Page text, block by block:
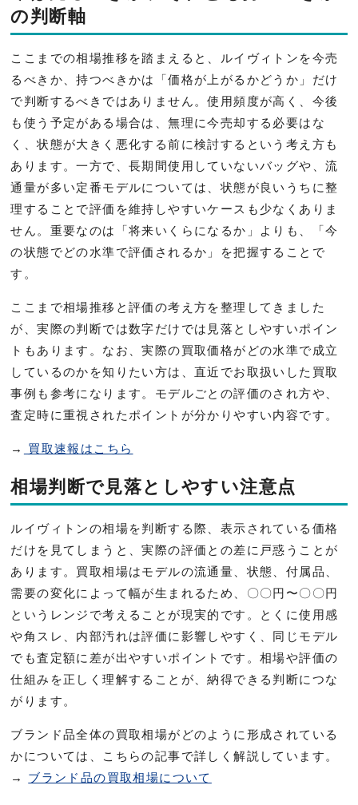
の判断軸
ここまでの相場推移を踏まえると、ルイヴィトンを今売
るべきか、持つべきかは「価格が上がるかどうか」だけ
で判断するべきではありません。使用頻度が高く、今後
も使う予定がある場合は、無理に今売却する必要はな
く、状態が大きく悪化する前に検討するという考え方も
あります。一方で、長期間使用していないバッグや、流
通量が多い定番モデルについては、状態が良いうちに整
理することで評価を維持しやすいケースも少なくありま
せん。重要なのは「将来いくらになるか」よりも、「今
の状態でどの水準で評価されるか」を把握することで
す。
ここまで相場推移と評価の考え方を整理してきました
が、実際の判断では数字だけでは見落としやすいポイン
トもあります。なお、実際の買取価格がどの水準で成立
しているのかを知りたい方は、直近でお取扱いした買取
事例も参考になります。モデルごとの評価のされ方や、
査定時に重視されたポイントが分かりやすい内容です。
→ 買取速報はこちら
相場判断で見落としやすい注意点
ルイヴィトンの相場を判断する際、表示されている価格
だけを見てしまうと、実際の評価との差に戸惑うことが
あります。買取相場はモデルの流通量、状態、付属品、
需要の変化によって幅が生まれるため、〇〇円〜〇〇円
というレンジで考えることが現実的です。とくに使用感
や角スレ、内部汚れは評価に影響しやすく、同じモデル
でも査定額に差が出やすいポイントです。相場や評価の
仕組みを正しく理解することが、納得できる判断につな
がります。
ブランド品全体の買取相場がどのように形成されている
かについては、こちらの記事で詳しく解説しています。
→ ブランド品の買取相場について